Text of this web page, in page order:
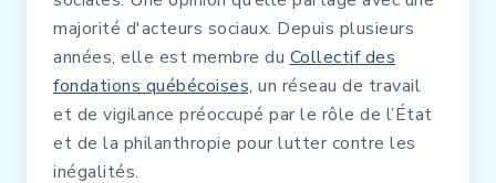
majorité d'acteurs sociaux. Depuis plusieurs
années, elle est membre du Collectif des
fondations québécoises, un réseau de travail
et de vigilance préoccupé par le rôle de l’État
et de la philanthropie pour lutter contre les
inégalités.